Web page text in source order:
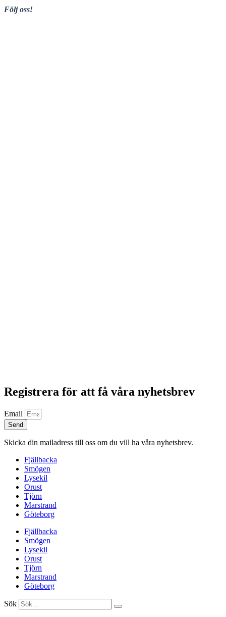
Följ oss!
Registrera för att få våra nyhetsbrev
Email
Send
Skicka din mailadress till oss om du vill ha våra nyhetsbrev.
Fjällbacka
Smögen
Lysekil
Orust
Tjörn
Marstrand
Göteborg
Fjällbacka
Smögen
Lysekil
Orust
Tjörn
Marstrand
Göteborg
Sök